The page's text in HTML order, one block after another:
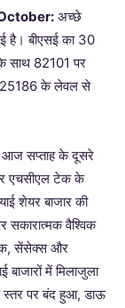
अच्छे
है। बीएसई का 30
साथ 82101 पर
के लेवल से
आज सप्ताह के दूसरे
एचसीएल टेक के
शेयर बाजार की
सकारात्मक वैश्विक
सेंसेक्स और
में मिलाजुला
स्तर पर बंद हुआ, डाऊ